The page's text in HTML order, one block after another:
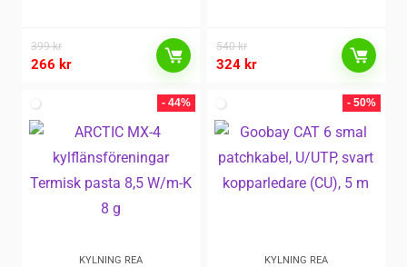
399kr
266 kr
540kr
324 kr
- 44%
KYLNING REA
- 50%
KYLNING REA